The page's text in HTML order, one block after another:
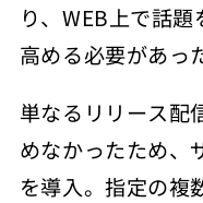
り、WEB上で話
高める必要があっ
単なるリリース配
めなかったため、
を導入。指定の複